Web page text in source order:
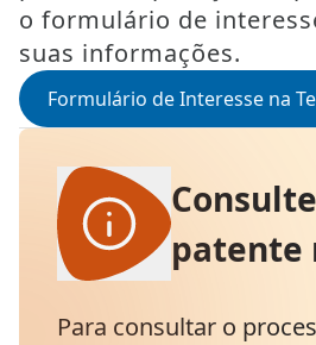
o formulário de
suas informações.
Formulário de Interesse na
patente
Para consultar o